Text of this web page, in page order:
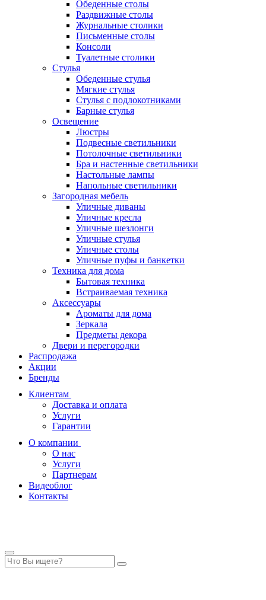
Обеденные столы
Раздвижные столы
Журнальные столики
Письменные столы
Консоли
Туалетные столики
Стулья
Обеденные стулья
Мягкие стулья
Стулья с подлокотниками
Барные стулья
Освещение
Люстры
Подвесные светильники
Потолочные светильники
Бра и настенные светильники
Настольные лампы
Напольные светильники
Загородная мебель
Уличные диваны
Уличные кресла
Уличные шезлонги
Уличные стулья
Уличные столы
Уличные пуфы и банкетки
Техника для дома
Бытовая техника
Встраиваемая техника
Аксессуары
Ароматы для дома
Зеркала
Предметы декора
Двери и перегородки
Распродажа
Акции
Бренды
Клиентам
Доставка и оплата
Услуги
Гарантии
О компании
О нас
Услуги
Партнерам
Видеоблог
Контакты